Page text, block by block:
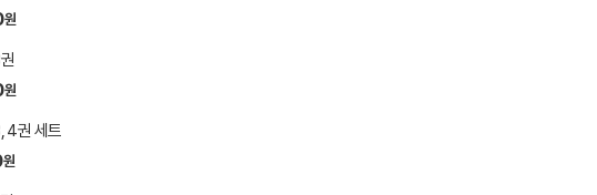
원
원
4권 세트
원